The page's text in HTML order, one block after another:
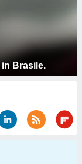
Brasile.